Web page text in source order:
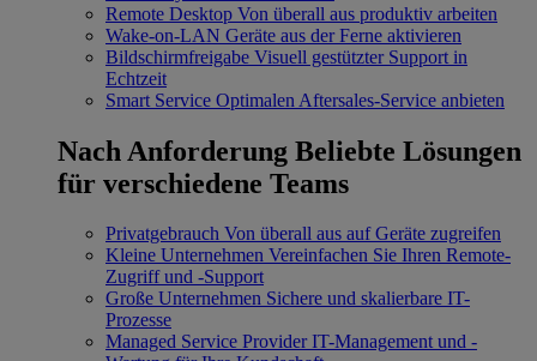
Remote Desktop Von überall aus produktiv arbeiten
Wake-on-LAN Geräte aus der Ferne aktivieren
Bildschirmfreigabe Visuell gestützter Support in
Echtzeit
Smart Service Optimalen Aftersales-Service anbieten
Nach Anforderung Beliebte Lösungen
für verschiedene Teams
Privatgebrauch Von überall aus auf Geräte zugreifen
Kleine Unternehmen Vereinfachen Sie Ihren Remote-
Zugriff und -Support
Große Unternehmen Sichere und skalierbare IT-
Prozesse
Managed Service Provider IT-Management und -